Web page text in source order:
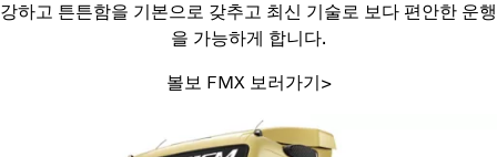
강하고 튼튼함을 기본으로 갖추고 최신 기술로 보다 편안한 운행
을 가능하게 합니다.
볼보 FMX 보러가기>